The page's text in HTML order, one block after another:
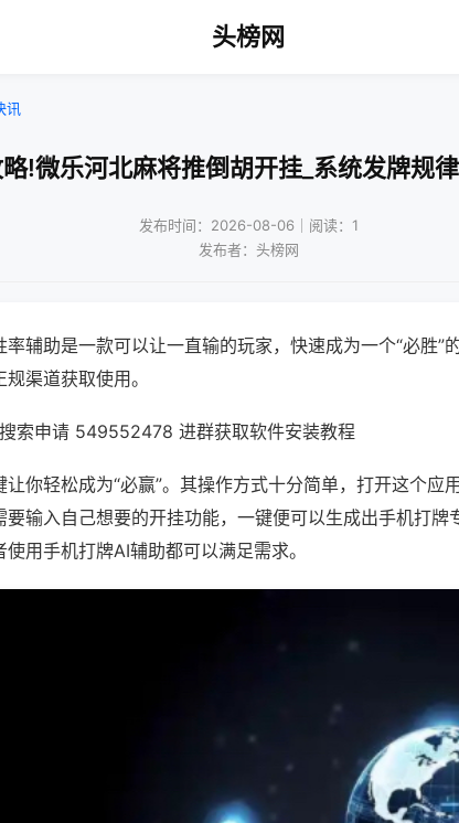
头榜网
讯
!微乐河北麻将推倒胡开挂_系统发牌规
发布时间：2026-08-06｜阅读：1
发布者：头榜网
辅助是一款可以让一直输的玩家，快速成为一个“必胜”
渠道获取使用。
索申请 549552478 进群获取软件安装教程
你轻松成为“必赢”。其操作方式十分简单，打开这个应
要输入自己想要的开挂功能，一键便可以生成出手机打牌
用手机打牌AI辅助都可以满足需求。